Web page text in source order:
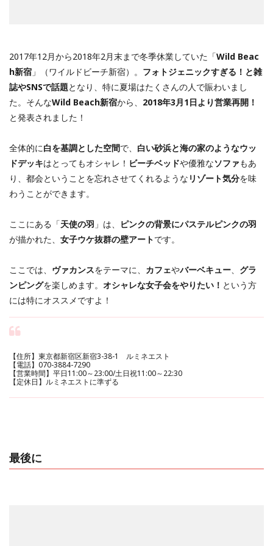
2017年12月から2018年2月末まで冬季休業していた「Wild Beac
h新宿 」（ワイルドビーチ新宿）。 フォトジェニックすぎる！と雑
誌やSNSで話題となり、特に夏場はたくさんの人で賑わいまし
た。そんなWild Beach新宿から、 2018年3月1日より営業再開！
と発表されました！
全体的に白を基調とした空間で、 白い砂浜と海の家のようなウッ
ドデッキはとってもオシャレ！ ビーチベッドや優雅なソファもあ
り、都会ということを忘れさせてくれるような リゾート気分を味
わうことができます。
ここにある「天使の羽 」は、
ピンクの背景にパステルピンクの羽
が描かれた、 女子ウケ抜群の壁アートです。
ここでは、 ヴァカンスをテーマに、 カフェやバーベキュー、 グラ
ンピングを楽しめます。 オシャレな女子会をやりたい！ という方
には特にオススメですよ！
【住所】東京都新宿区新宿3-38-1 ルミネエスト
【電話】070-3884-7290
【営業時間】平日11:00～23:00/土日祝11:00～22:30
【定休日】ルミネエストに準ずる
最後に